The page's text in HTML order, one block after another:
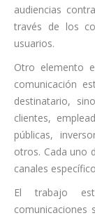
audiencias
través de los
usuarios.
Otro elemento
comunicación
destinatario,
clientes,
públicas,
otros. Cada uno
canales
El trabajo
comunicaciones